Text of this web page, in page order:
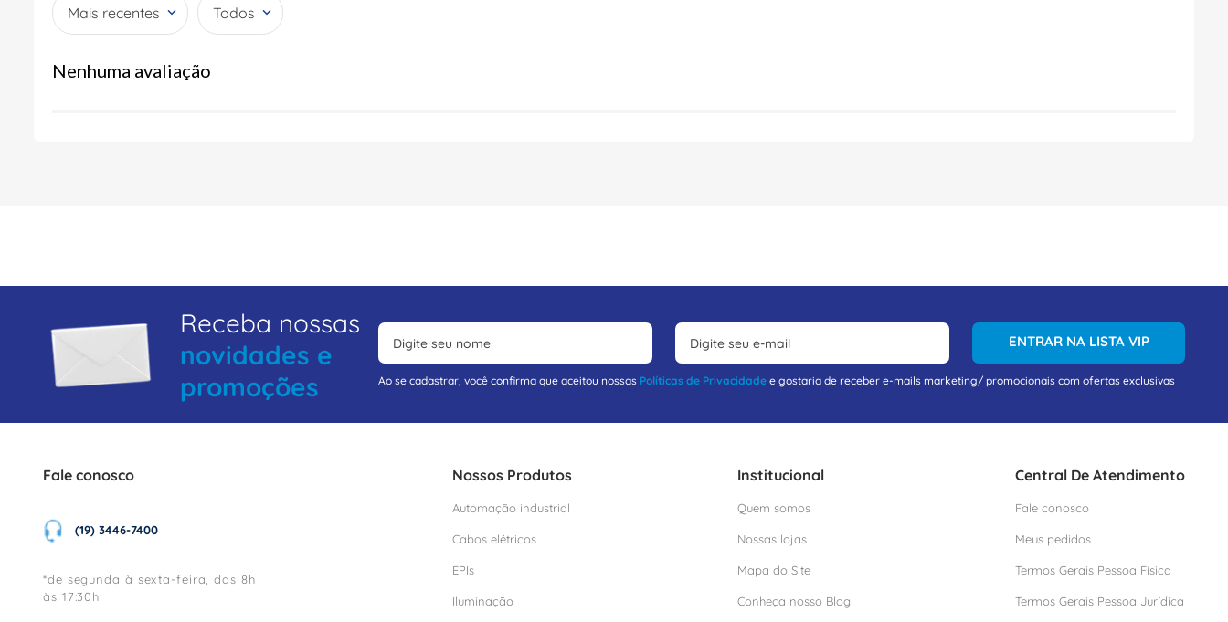
Mais recentes Todos
Nenhuma avaliação
Receba nossas
novidades e
promoções
ENTRAR NA LISTA VIP
Ao se cadastrar, você confirma que aceitou nossas Políticas de Privacidade e gostaria de receber e-mails marketing/ promocionais com ofertas exclusivas
Fale conosco
(19) 3446-7400
*de segunda à sexta-feira, das 8h
às 17:30h
Nossos Produtos
Automação industrial
Cabos elétricos
EPIs
Iluminação
Institucional
Quem somos
Nossas lojas
Mapa do Site
Conheça nosso Blog
Central De Atendimento
Fale conosco
Meus pedidos
Termos Gerais Pessoa Física
Termos Gerais Pessoa Jurídica